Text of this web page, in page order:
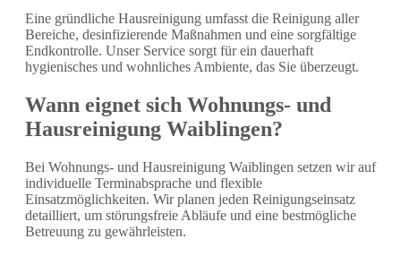
Eine gründliche Hausreinigung umfasst die Reinigung aller
Bereiche, desinfizierende Maßnahmen und eine sorgfältige
Endkontrolle. Unser Service sorgt für ein dauerhaft
hygienisches und wohnliches Ambiente, das Sie überzeugt.
Wann eignet sich Wohnungs- und
Hausreinigung Waiblingen?
Bei Wohnungs- und Hausreinigung Waiblingen setzen wir auf
individuelle Terminabsprache und flexible
Einsatzmöglichkeiten. Wir planen jeden Reinigungseinsatz
detailliert, um störungsfreie Abläufe und eine bestmögliche
Betreuung zu gewährleisten.